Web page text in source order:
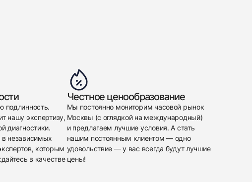
подлинность.
нашу экспертизу,
диагностики.
независимых
которым
в качестве
Честное ценообразование
Мы постоянно мониторим часовой рынок
Москвы (с оглядкой на международный)
и предлагаем лучшие условия. А стать
нашим постоянным клиентом — одно
удовольствие — у вас всегда будут лучшие
цены!